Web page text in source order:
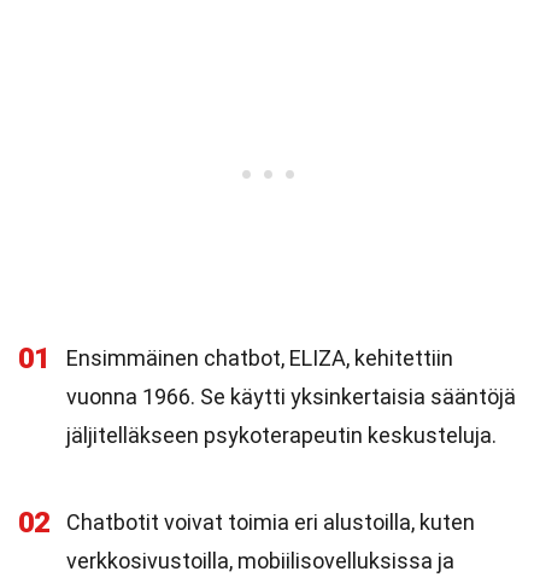
01
Ensimmäinen chatbot, ELIZA, kehitettiin
vuonna 1966. Se käytti yksinkertaisia sääntöjä
jäljitelläkseen psykoterapeutin keskusteluja.
02
Chatbotit voivat toimia eri alustoilla, kuten
verkkosivustoilla, mobiilisovelluksissa ja